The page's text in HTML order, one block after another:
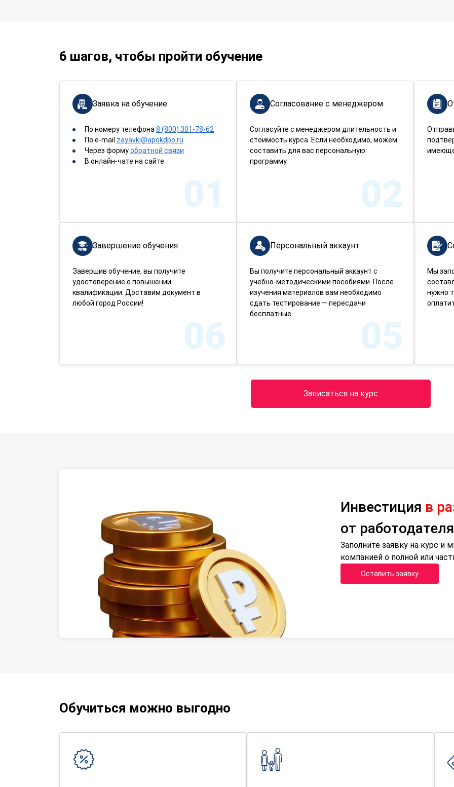
6 шагов, чтобы пройти обучение
Заявка на обучение
По номеру телефона 8 (800) 301-78-62
По e-mail zayavki@apokdpo.ru
Через формуобратной связи
В онлайн-чате на сайте
01
Согласование с менеджером
Согласуйте с менеджером длительность и
стоимость курса. Если необходимо, можем
составить для вас персональную
программу.
02
Мы
нужно
Персональный аккаунт
Вы получите персональный аккаунт с
учебно-методическими пособиями. После
изучения материалов вам необходимо
сдать тестирование — пересдачи
бесплатные.
05
Завершение обучения
Завершив обучение, вы получите
удостоверение о повышении
квалификации. Доставим документ в
любой город России!
06
Записаться на курс
Инвестиция в
от работодателя
Заполните заявку на курс
компанией о полной или
Оставить заявку
Обучиться можно выгодно